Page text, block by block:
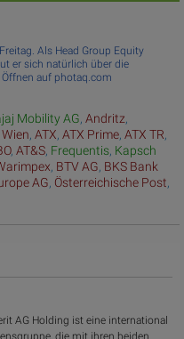
Als Head Group Equity
er sich natürlich über die
auf photaq.com
Mobility AG, Andritz,
, ATX, ATX Prime, ATX TR,
, AT&S, Frequentis, Kapsch
, BTV AG, BKS Bank
AG, Österreichische Post,
AG Holding ist eine international
die mit ihren beiden